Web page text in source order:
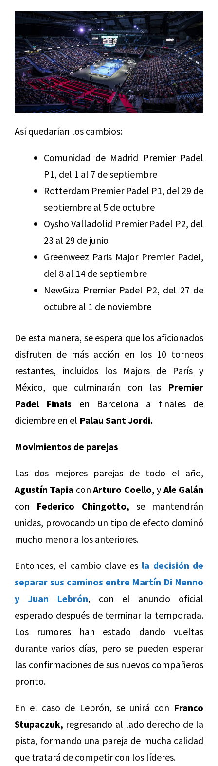
Así quedarían los cambios:
Comunidad de Madrid Premier Padel
P1, del 1 al 7 de septiembre
Rotterdam Premier Padel P1, del 29 de
septiembre al 5 de octubre
Oysho Valladolid Premier Padel P2, del
23 al 29 de junio
Greenweez Paris Major Premier Padel,
del 8 al 14 de septiembre
NewGiza Premier Padel P2, del 27 de
octubre al 1 de noviembre
De esta manera, se espera que los aficionados
disfruten de más acción en los 10 torneos
restantes, incluidos los Majors de París y
México, que culminarán con las Premier
Padel Finals en Barcelona a finales de
diciembre en el Palau Sant Jordi.
Movimientos de parejas
Las dos mejores parejas de todo el año,
Agustín Tapia conArturo Coello, y Ale Galán
con Federico Chingotto, se mantendrán
unidas, provocando un tipo de efecto dominó
mucho menor a los anteriores.
Entonces, el cambio clave es la decisión de
separar sus caminos entre Martín Di Nenno
y Juan Lebrón, con el anuncio oficial
esperado después de terminar la temporada.
Los rumores han estado dando vueltas
durante varios días, pero se pueden esperar
las confirmaciones de sus nuevos compañeros
pronto.
En el caso de Lebrón, se unirá con Franco
Stupaczuk, regresando al lado derecho de la
pista, formando una pareja de mucha calidad
que tratará de competir con los líderes.